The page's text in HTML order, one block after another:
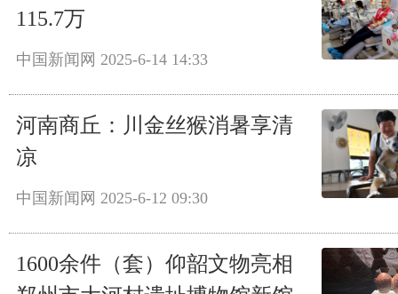
115.7万
中国新闻网 2025-6-14 14:33
河南商丘：川金丝猴消暑享清
凉
中国新闻网 2025-6-12 09:30
1600余件（套）仰韶文物亮相